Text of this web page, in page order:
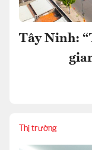
Tây Ninh:
Thị trường